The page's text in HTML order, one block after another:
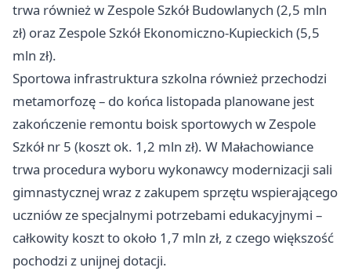
trwa również w Zespole Szkół Budowlanych (2,5 mln
zł) oraz Zespole Szkół Ekonomiczno-Kupieckich (5,5
mln zł).
Sportowa infrastruktura szkolna również przechodzi
metamorfozę – do końca listopada planowane jest
zakończenie remontu boisk sportowych w Zespole
Szkół nr 5 (koszt ok. 1,2 mln zł). W Małachowiance
trwa procedura wyboru wykonawcy modernizacji sali
gimnastycznej wraz z zakupem sprzętu wspierającego
uczniów ze specjalnymi potrzebami edukacyjnymi –
całkowity koszt to około 1,7 mln zł, z czego większość
pochodzi z unijnej dotacji.